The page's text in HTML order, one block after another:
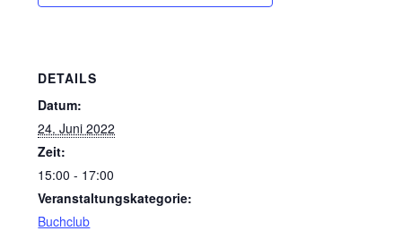
DETAILS
Datum:
24. Juni 2022
Zeit:
15:00 - 17:00
Veranstaltungskategorie:
Buchclub